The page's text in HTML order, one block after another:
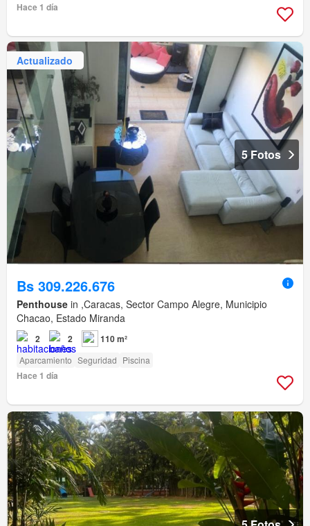
Hace 1 día
Actualizado
5 Fotos
Bs 309.226.676
Penthouse in ,Caracas, Sector Campo Alegre, Municipio
Chacao, Estado Miranda
2 2 110 m²
Aparcamiento Seguridad Piscina
Hace 1 día